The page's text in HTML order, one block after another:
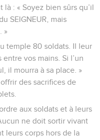
: « Soyez bien sûrs qu’il
SEIGNEUR, mais
»
temple 80 soldats. Il leur
vos mains. Si l’un
il mourra à sa place. »
des sacrifices de
aux soldats et à leurs
ne doit sortir vivant
leurs corps hors de la